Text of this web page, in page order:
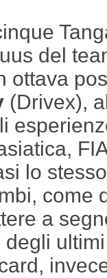
del
ottava
(Drivex),
lo
come
a